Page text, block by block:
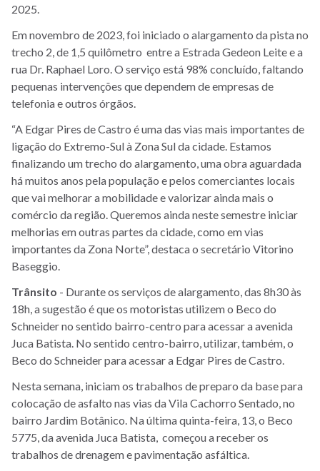
2025.
Em novembro de 2023, foi iniciado o alargamento da pista no
trecho 2, de 1,5 quilômetro entre a Estrada Gedeon Leite e a
rua Dr. Raphael Loro. O serviço está 98% concluído, faltando
pequenas intervenções que dependem de empresas de
telefonia e outros órgãos.
“A Edgar Pires de Castro é uma das vias mais importantes de
ligação do Extremo-Sul à Zona Sul da cidade. Estamos
finalizando um trecho do alargamento, uma obra aguardada
há muitos anos pela população e pelos comerciantes locais
que vai melhorar a mobilidade e valorizar ainda mais o
comércio da região. Queremos ainda neste semestre iniciar
melhorias em outras partes da cidade, como em vias
importantes da Zona Norte”, destaca o secretário Vitorino
Baseggio.
Trânsito - Durante os serviços de alargamento, das 8h30 às
18h, a sugestão é que os motoristas utilizem o Beco do
Schneider no sentido bairro-centro para acessar a avenida
Juca Batista. No sentido centro-bairro, utilizar, também, o
Beco do Schneider para acessar a Edgar Pires de Castro.
Nesta semana, iniciam os trabalhos de preparo da base para
colocação de asfalto nas vias da Vila Cachorro Sentado, no
bairro Jardim Botânico. Na última quinta-feira, 13, o Beco
5775, da avenida Juca Batista, começou a receber os
trabalhos de drenagem e pavimentação asfáltica.